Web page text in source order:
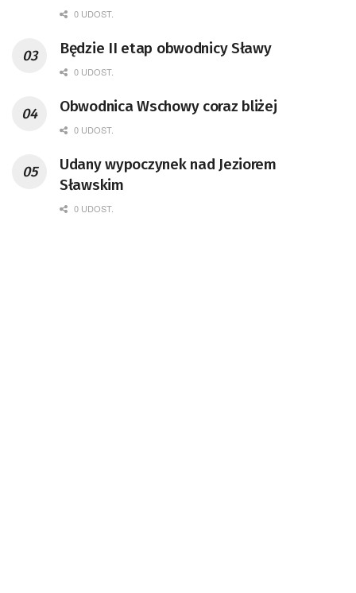
0 UDOST.
Będzie II etap obwodnicy Sławy
0 UDOST.
Obwodnica Wschowy coraz bliżej
0 UDOST.
Udany wypoczynek nad Jeziorem
Sławskim
0 UDOST.